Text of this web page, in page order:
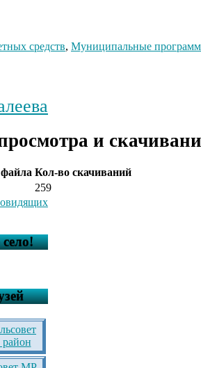
средств, Муниципальные
и
Кол-во скачиваний
259